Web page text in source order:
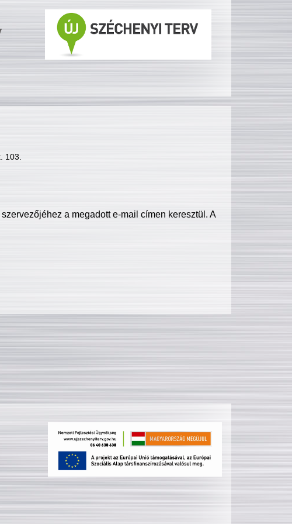
103.
a megadott e-mail címen keresztül. A